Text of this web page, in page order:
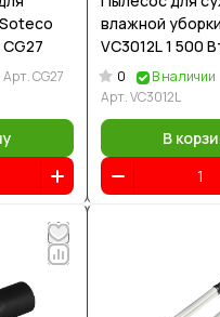
CG27
Арт.CG27
влажной
VC3012L 1 500
мбар, 30 л
0
В наличии
Арт.VC3012L
В